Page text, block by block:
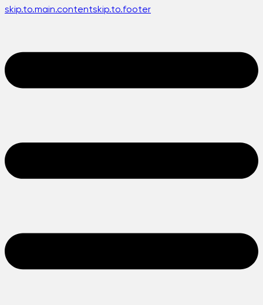
skip.to.main.contentskip.to.footer